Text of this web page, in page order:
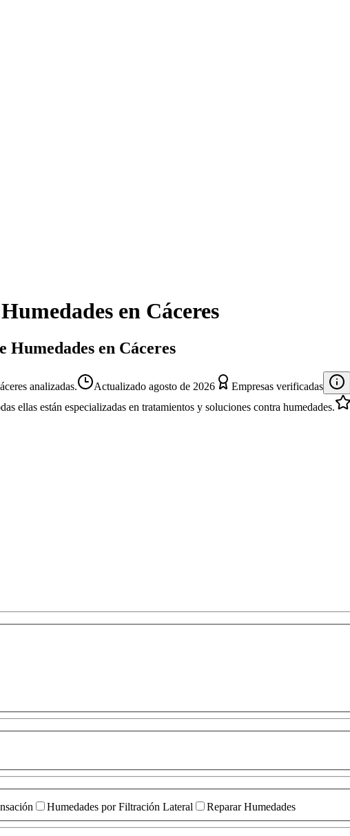
Humedades en Cáceres
Humedades en Cáceres
analizadas. Actualizado agosto de 2026 Empresas verificadas
ellas están especializadas en tratamientos y soluciones contra humedades.
Humedades por Filtración Lateral Reparar Humedades